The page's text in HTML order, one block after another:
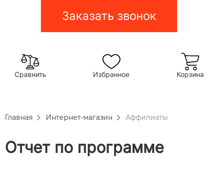
Заказать звонок
Сравнить Избранное Корзина
Главная Интернет-магазин Аффилиаты
Отчет по программе